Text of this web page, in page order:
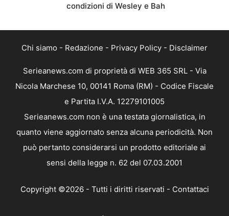
condizioni di Wesley e Bah
Chi siamo - Redazione - Privacy Policy - Disclaimer
Serieanews.com di proprietà di WEB 365 SRL - Via
Nicola Marchese 10, 00141 Roma (RM) - Codice Fiscale
e Partita I.V.A. 12279101005
Serieanews.com non è una testata giornalistica, in
quanto viene aggiornato senza alcuna periodicità. Non
può pertanto considerarsi un prodotto editoriale ai
sensi della legge n. 62 del 07.03.2001
Copyright ©2026 - Tutti i diritti riservati - Contattaci